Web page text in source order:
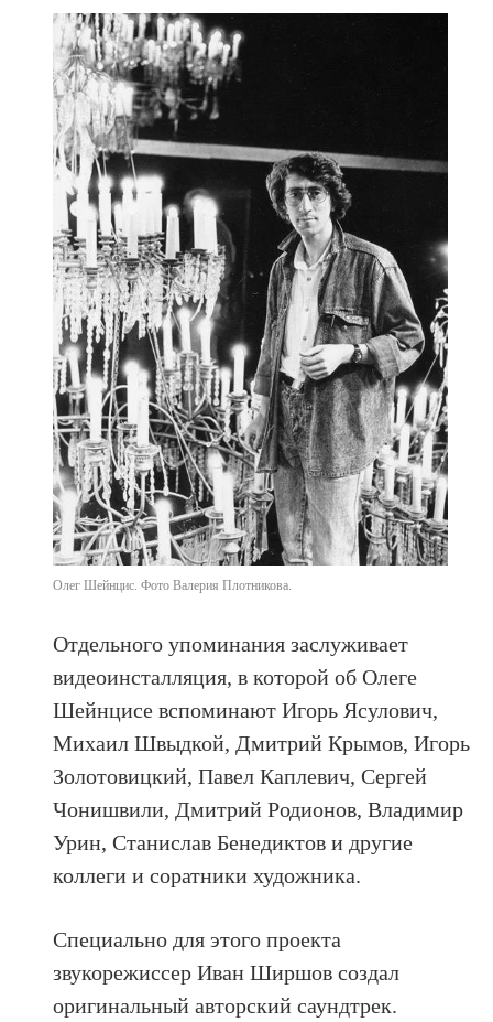
Олег Шейнцис. Фото Валерия Плотникова.
Отдельного упоминания заслуживает
видеоинсталляция, в которой об Олеге
Шейнцисе вспоминают Игорь Ясулович,
Михаил Швыдкой, Дмитрий Крымов, Игорь
Золотовицкий, Павел Каплевич, Сергей
Чонишвили, Дмитрий Родионов, Владимир
Урин, Станислав Бенедиктов и другие
коллеги и соратники художника.
Специально для этого проекта
звукорежиссер Иван Ширшов создал
оригинальный авторский саундтрек.